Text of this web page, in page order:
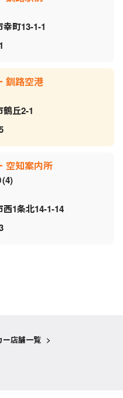
町13-1-1
釧路空港
丘2-1
空知案内所
4
1条北14-1-14
ー店舗一覧 >